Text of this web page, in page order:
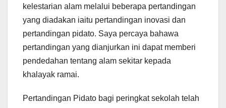
kelestarian alam melalui beberapa pertandingan
yang diadakan iaitu pertandingan inovasi dan
pertandingan pidato. Saya percaya bahawa
pertandingan yang dianjurkan ini dapat memberi
pendedahan tentang alam sekitar kepada
khalayak ramai.
Pertandingan Pidato bagi peringkat sekolah telah